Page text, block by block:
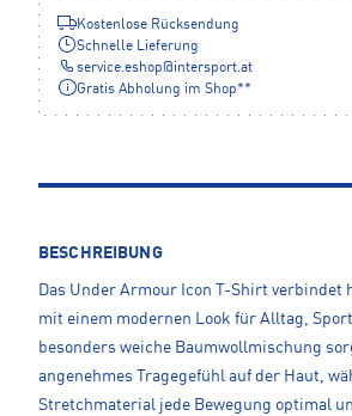
Kostenlose Rücksendung
Schnelle Lieferung
service.eshop@intersport.at
Gratis Abholung im Shop**
BESCHREIBUNG
Das Under Armour Icon T-Shirt verbindet
mit einem modernen Look für Alltag,
besonders weiche Baumwollmischung
angenehmes Tragegefühl auf der Haut,
Stretchmaterial jede Bewegung optimal